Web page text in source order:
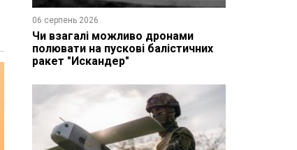
06 серпень 2026
Чи взагалі можливо дронами
полювати на пускові балістичних
ракет "Искандер"